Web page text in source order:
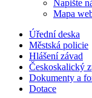
Napište
Mapa
Úřední deska
Městská policie
Hlášení závad
Českoskalický
Dokumenty a
Dotace